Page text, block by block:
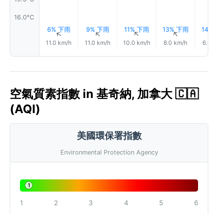
16.0°C
6% 下雨
↑
11.0 km/h
9% 下雨
↑
11.0 km/h
11% 下雨
↑
10.0 km/h
13% 下雨
↑
8.0 km/h
14%
6.0
空氣質素指數 in 基奇納, 加拿大 🇨🇦
(AQI)
美國環保署指數
Environmental Protection Agency
1
1 2 3 4 5 6